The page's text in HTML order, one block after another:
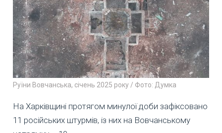
Руїни Вовчанська, січень 2025 року / Фото: Думка
На Харківщині протягом минулої доби зафіксовано
11 російських штурмів, із них на Вовчанському